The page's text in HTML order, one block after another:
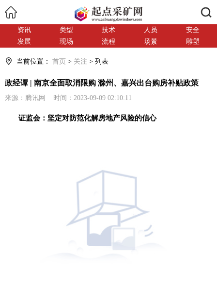
资讯 类型 技术 人员
安全
发展
现场 流程 场景 雕塑
当前位置： 首页 > 关注 > 列表
政经谭 | 南京全面取消限购 滁州、嘉兴出台购房补贴政策
来源：腾讯网 时间：2023-09-09 02:10:11
证监会：坚定对防范化解房地产风险的信心